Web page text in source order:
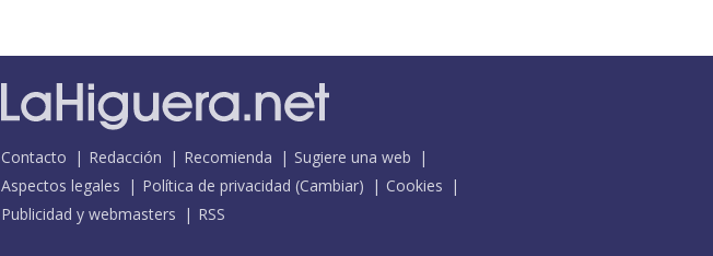
Contacto Redacción Recomienda
Sugiere una web
Aspectos legales
Política de privacidad (Cambiar)
Cookies
Publicidad y webmasters
RSS